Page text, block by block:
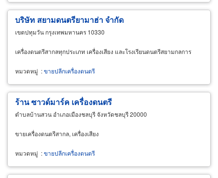
บริษัท สยามดนตรียามาฮ่า จำกัด
เขตปทุมวัน กรุงเทพมหานคร 10330
เครื่องดนตรีสากลทุกประเภท เครื่องเสียง และโรงเรียนดนตรีสยามกลการ
หมวดหมู่ :ขายปลีกเครื่องดนตรี
ร้าน ซาวด์มาร์ค เครื่องดนตรี
ตำบลบ้านสวน อำเภอเมืองชลบุรี จังหวัดชลบุรี 20000
ขายเครื่องดนตรีสากล, เครื่องเสียง
หมวดหมู่ :ขายปลีกเครื่องดนตรี